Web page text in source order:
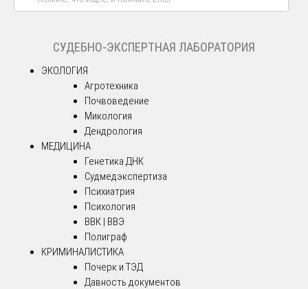
СУДЕБНО-ЭКСПЕРТНАЯ ЛАБОРАТОРИЯ
ЭКОЛОГИЯ
Агротехника
Почвоведение
Микология
Дендрология
МЕДИЦИНА
Генетика ДНК
Судмедэкспертиза
Психиатрия
Психология
ВВК | ВВЭ
Полиграф
КРИМИНАЛИСТИКА
Почерк и ТЭД
Давность документов